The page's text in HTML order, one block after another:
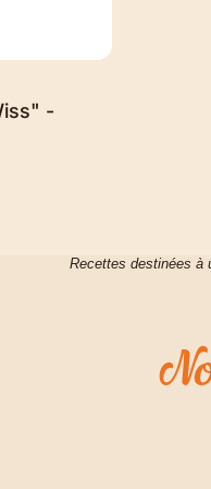
-
Recettes destinées à